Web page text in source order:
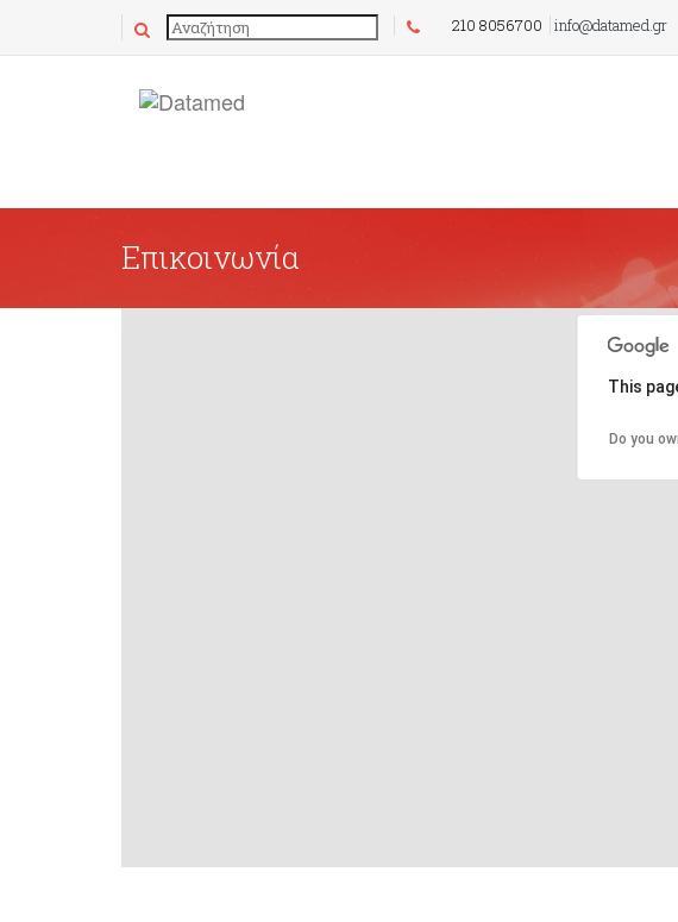
210 8056700 info@datamed.gr
Επικοινωνία
This
Do you